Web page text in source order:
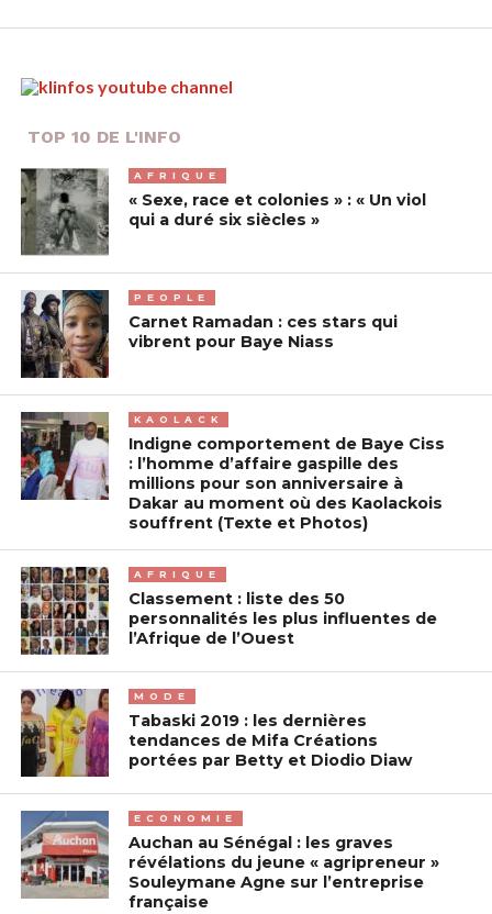
TOP 10 DE L'INFO
AFRIQUE
« Sexe, race et colonies » : « Un viol
qui a duré six siècles »
PEOPLE
Carnet Ramadan : ces stars qui
vibrent pour Baye Niass
KAOLACK
Indigne comportement de Baye Ciss
: l’homme d’affaire gaspille des
millions pour son anniversaire à
Dakar au moment où des Kaolackois
souffrent (Texte et Photos)
AFRIQUE
Classement : liste des 50
personnalités les plus influentes de
l’Afrique de l’Ouest
MODE
Tabaski 2019 : les dernières
tendances de Mifa Créations
portées par Betty et Diodio Diaw
ECONOMIE
Auchan au Sénégal : les graves
révélations du jeune « agripreneur »
Souleymane Agne sur l’entreprise
française